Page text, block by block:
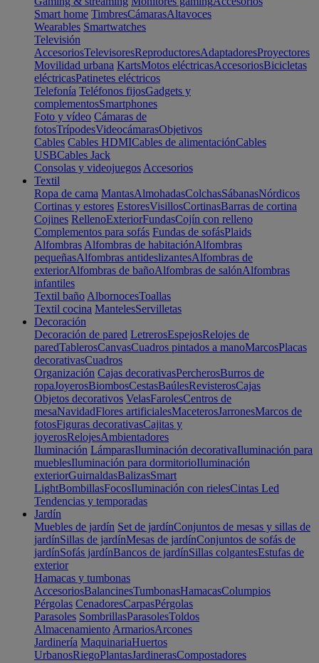
Smart home TimbresCámarasAltavoces
Wearables Smartwatches
Televisión
AccesoriosTelevisoresReproductoresAdaptadoresProyectores
Movilidad urbana KartsMotos eléctricasAccesoriosBicicletas
eléctricasPatinetes eléctricos
Telefonía Teléfonos fijosGadgets y
complementosSmartphones
Foto y vídeo Cámaras de
fotosTrípodesVideocámarasObjetivos
Cables Cables HDMICables de alimentaciónCables
USBCables Jack
Consolas y videojuegos Accesorios
Textil
Ropa de cama MantasAlmohadasColchasSábanasNórdicos
Cortinas y estores EstoresVisillosCortinasBarras de cortina
Cojines RellenoExteriorFundasCojín con relleno
Complementos para sofás Fundas de sofásPlaids
Alfombras Alfombras de habitaciónAlfombras
pequeñasAlfombras antideslizantesAlfombras de
exteriorAlfombras de bañoAlfombras de salónAlfombras
infantiles
Textil baño AlbornocesToallas
Textil cocina MantelesServilletas
Decoración
Decoración de pared LetrerosEspejosRelojes de
paredTablerosCanvasCuadros pintados a manoMarcosPlacas
decorativasCuadros
Organización Cajas decorativasPercherosBurros de
ropaJoyerosBiombosCestasBaúlesRevisterosCajas
Objetos decorativos VelasFarolesCentros de
mesaNavidadFlores artificialesMaceterosJarronesMarcos de
fotosFiguras decorativasCajitas y
joyerosRelojesAmbientadores
Iluminación LámparasIluminación decorativaIluminación para
mueblesIluminación para dormitorioIluminación
exteriorGuirnaldasBalizasSmart
LightBombillasFocosIluminación con rielesCintas Led
Tendencias y temporadas
Jardín
Muebles de jardín Set de jardínConjuntos de mesas y sillas de
jardínSillas de jardínMesas de jardínConjuntos de sofás de
jardínSofás jardínBancos de jardínSillas colgantesEstufas de
exterior
Hamacas y tumbonas
AccesoriosBalancinesTumbonasHamacasColumpios
Pérgolas CenadoresCarpasPérgolas
Parasoles SombrillasParasolesToldos
Almacenamiento ArmariosArcones
Jardinería MaquinariaHuertos
UrbanosRiegoPlantasJardinerasCompostadores